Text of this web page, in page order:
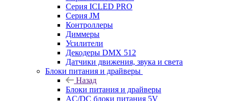
Серия ICLED PRO
Серия JM
Контроллеры
Диммеры
Усилители
Декодеры DMX 512
Датчики движения, звука и света
Блоки питания и драйверы
Назад
Блоки питания и драйверы
AC/DC блоки питания 5V